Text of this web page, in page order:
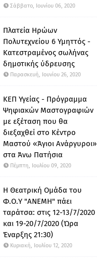
Σάββατο, Ιουνίου 06, 2020
Πλατεία Ηρώων
Πολυτεχνείου 6 Υμηττός -
Κατεστραμένος σωλήνας
δημοτικής ύδρευσης
Παρασκευή, Ιουνίου 26, 2020
ΚΕΠ Υγείας - Πρόγραμμα
Ψηφιακών Μαστογραφιών
με εξέταση που θα
διεξαχθεί στο Κέντρο
Μαστού «Άγιοι Ανάργυροι»
στα Άνω Πατήσια
Πέμπτη, Ιουλίου 09, 2020
Η Θεατρική Ομάδα του
Φ.Ο.Υ "ΑΝΕΜΗ" πάει
ταράτσα: στις 12-13/7/2020
και 19-20/7/2020 (Ώρα
Έναρξης 21:30)
Κυριακή, Ιουλίου 12, 2020